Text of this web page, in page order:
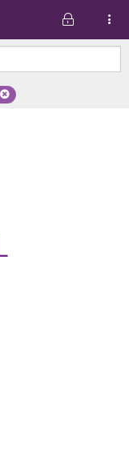
selected plan 'Marketplace'